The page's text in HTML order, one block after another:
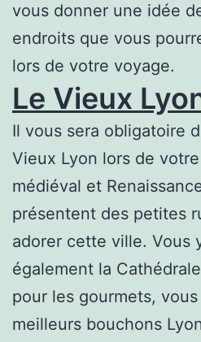
vous donner une idée
endroits que vous
lors de votre voyage.
Le Vieux
Il vous sera obligatoire
Vieux Lyon lors de
médiéval et
présentent des petites
adorer cette ville. Vous
également la
pour les gourmets,
meilleurs bouchons